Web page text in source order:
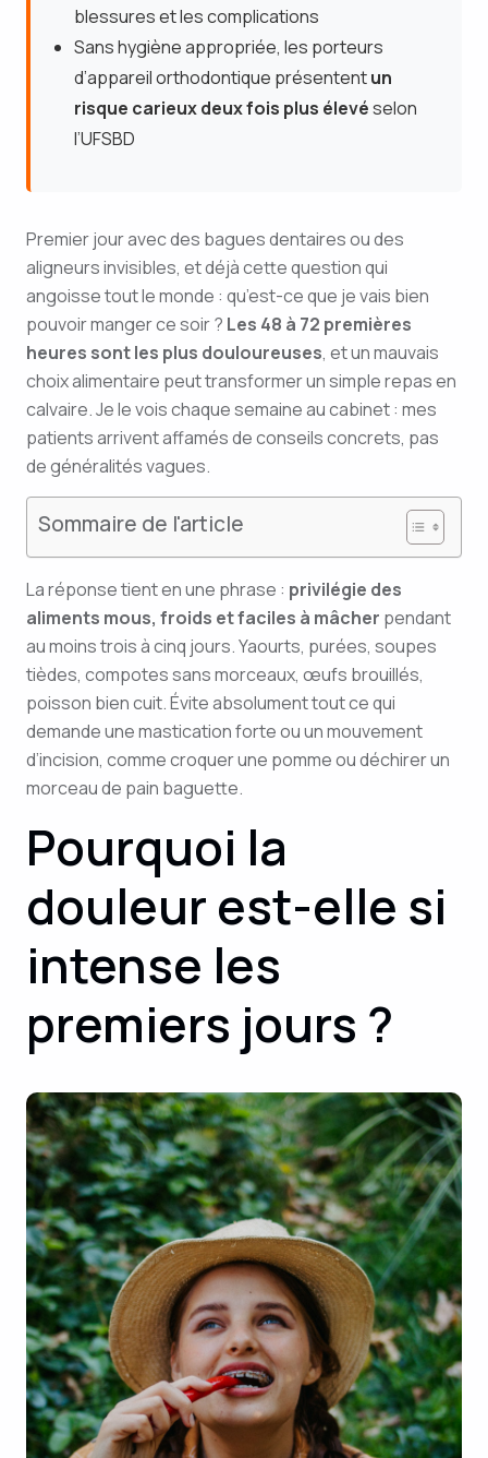
blessures et les complications
Sans hygiène appropriée, les porteurs
d’appareil orthodontique présententun
risque carieux deux fois plus élevéselon
l’UFSBD
Premier jour avec des bagues dentaires ou des
aligneurs invisibles, et déjà cette question qui
angoisse tout le monde : qu’est-ce que je vais bien
pouvoir manger ce soir ? Les 48 à 72 premières
heures sont les plus douloureuses, et un mauvais
choix alimentaire peut transformer un simple repas en
calvaire. Je le vois chaque semaine au cabinet : mes
patients arrivent affamés de conseils concrets, pas
de généralités vagues.
Sommaire de l'article
La réponse tient en une phrase : privilégie des
aliments mous, froids et faciles à mâcher pendant
au moins trois à cinq jours. Yaourts, purées, soupes
tièdes, compotes sans morceaux, œufs brouillés,
poisson bien cuit. Évite absolument tout ce qui
demande une mastication forte ou un mouvement
d’incision, comme croquer une pomme ou déchirer un
morceau de pain baguette.
Pourquoi la
douleur est-elle si
intense les
premiers jours ?